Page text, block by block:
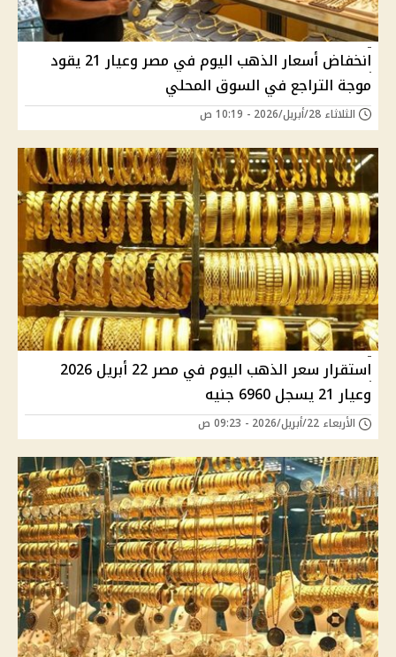
انخفاض أسعار الذهب اليوم في مصر وعيار 21 يقود
موجة التراجع في السوق المحلي
الثلاثاء 28/أبريل/2026 - 10:19 ص
استقرار سعر الذهب اليوم في مصر 22 أبريل 2026
وعيار 21 يسجل 6960 جنيه
الأربعاء 22/أبريل/2026 - 09:23 ص